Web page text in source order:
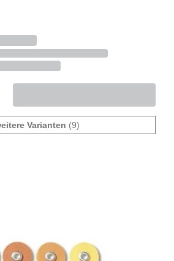
Varianten (9)